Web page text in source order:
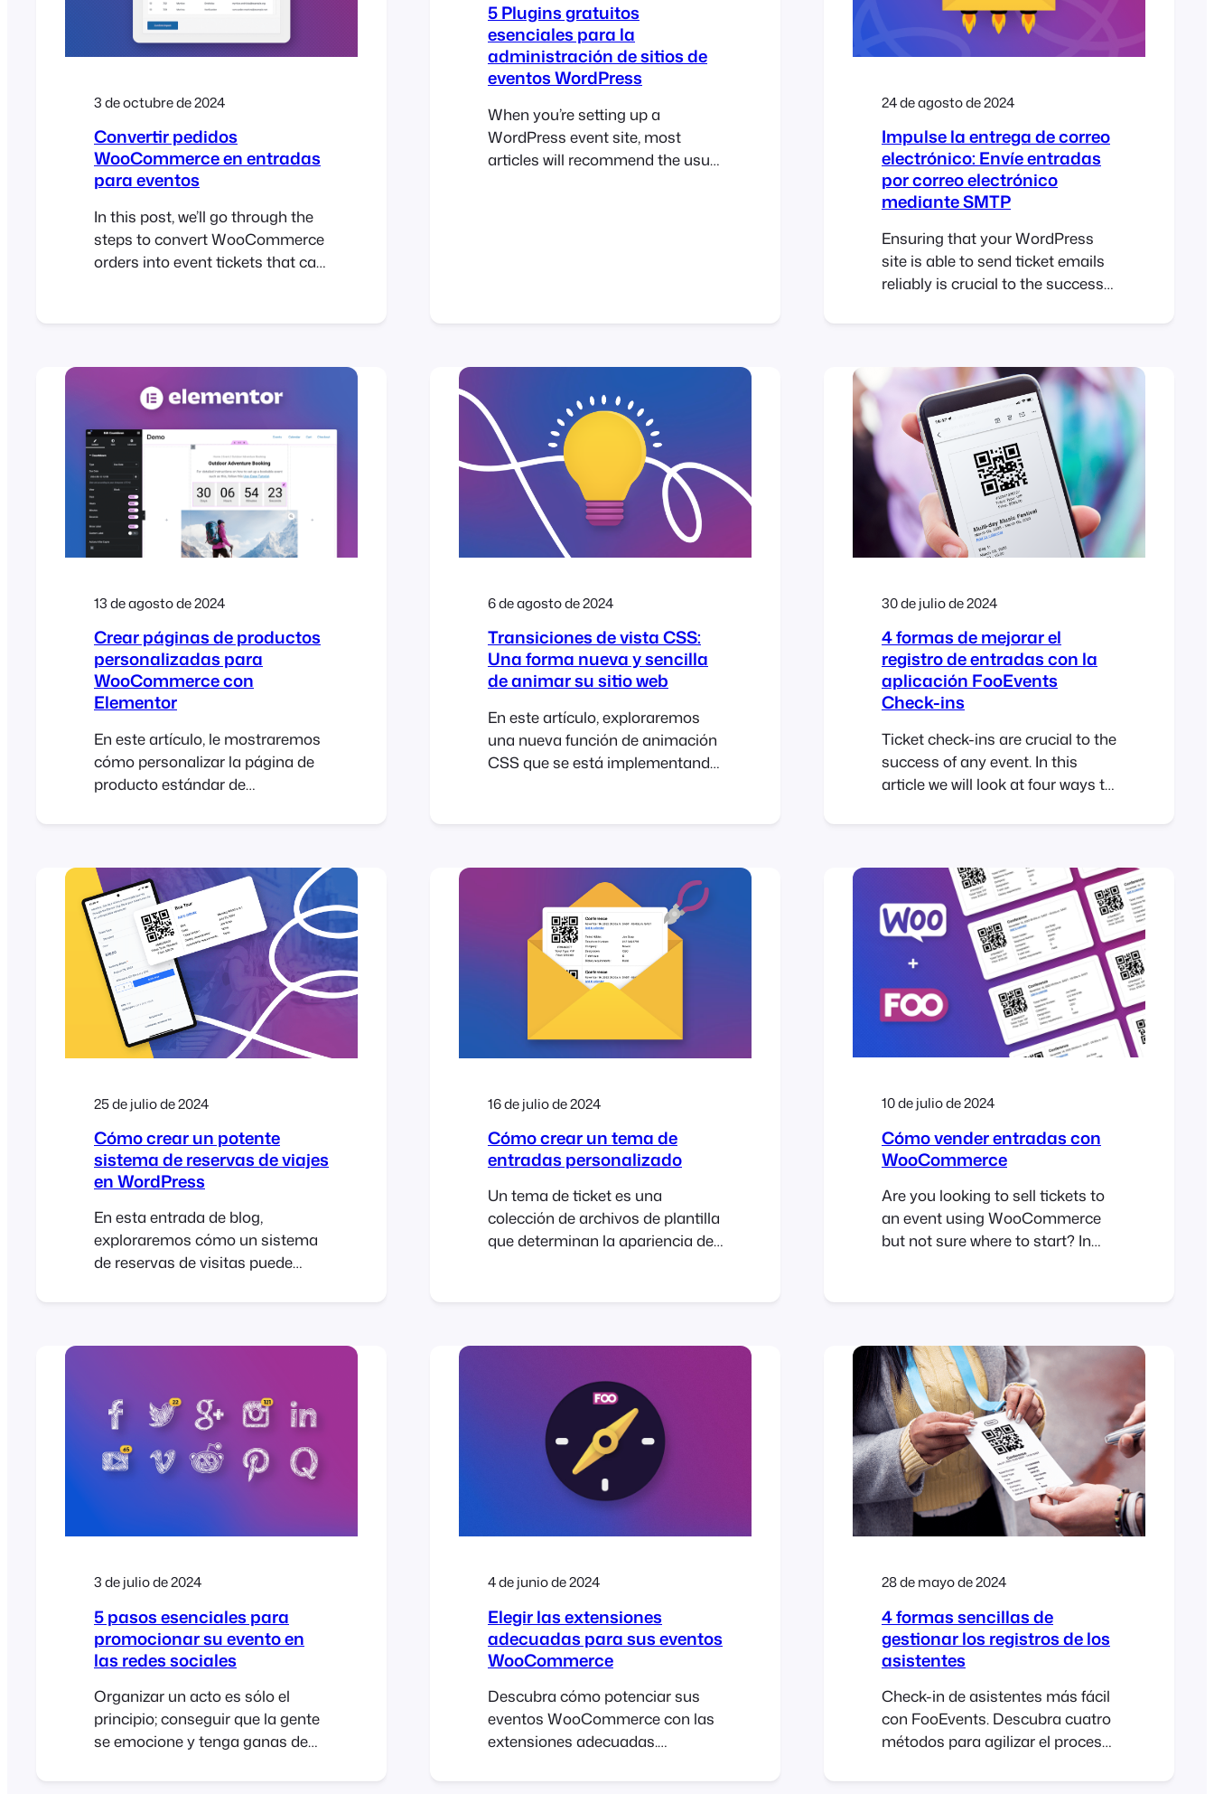
3 de octubre de 2024
Convertir pedidos
WooCommerce en entradas
para eventos
In this post, we’ll go through the
steps to convert WooCommerce
orders into event tickets that can
export your orders, format them
linked to the original orders. Let’s
5 Plugins gratuitos
esenciales para la
administración de sitios de
eventos WordPress
When you’re setting up a
WordPress event site, most
articles will recommend the usual
FooEvents to sell tickets. In this…
24 de agosto de 2024
Impulse la entrega de correo
electrónico: Envíe entradas
por correo electrónico
mediante SMTP
Ensuring that your WordPress
site is able to send ticket emails
reliably is crucial to the success
default email sending method is
limitations that can affect the
reliability of email delivery. In this
article, we’ll explore these
limitations, discuss how
FooEvents manages ticket
emails, and provide…
13 de agosto de 2024
Crear páginas de productos
personalizadas para
WooCommerce con
Elementor
En este artículo, le mostraremos
cómo personalizar la página de
producto estándar de
Elementor Pro. Vamos a crear
producto personalizado que se
puede utilizar para la venta de
entradas para sus eventos.
6 de agosto de 2024
Transiciones de vista CSS:
Una forma nueva y sencilla
de animar su sitio web
En este artículo, exploraremos
una nueva función de animación
CSS que se está implementando
cómo las transiciones de vista
animaciones suaves y atractivas
a cualquier sitio WordPress o
WooCommerce. La semana
pasada, asistimos a WordCamp
Cape Town 2023 en Sudáfrica. El
30 de julio de 2024
4 formas de mejorar el
registro de entradas con la
aplicación FooEvents
Check-ins
Ticket check-ins are crucial to the
success of any event. In this
article we will look at four ways to
using the FooEvents Check-ins
app offers several features
designed to significantly enhance
your ticket check-in process. By
making these simple
adjustments to the app settings,
you can ensure…
25 de julio de 2024
Cómo crear un potente
sistema de reservas de viajes
en WordPress
En esta entrada de blog,
exploraremos cómo un sistema
de reservas de visitas puede
online como las presenciales, y
inestimable para gestionar tus
eficiente. Recientemente tuve el
placer de asistir a WordCamp
Europa 2024 en Turín Italia. La
conferencia fue una gran
16 de julio de 2024
Cómo crear un tema de
entradas personalizado
Un tema de ticket es una
colección de archivos de plantilla
que determinan la apariencia de
crear su propio tema de ticket
estás planificando un evento y
utilizas FooEvents,
probablemente ya estés
familiarizado con [...]
10 de julio de 2024
Cómo vender entradas con
WooCommerce
Are you looking to sell tickets to
an event using WooCommerce
but not sure where to start? In
ticketing system using
perfect event and ticketing
solution for your next event.
FooEvents is an event and
ticketing system built…
3 de julio de 2024
5 pasos esenciales para
promocionar su evento en
las redes sociales
Organizar un acto es sólo el
principio; conseguir que la gente
se emocione y tenga ganas de
magia. Las redes sociales son
4 de junio de 2024
Elegir las extensiones
adecuadas para sus eventos
WooCommerce
Descubra cómo potenciar sus
eventos WooCommerce con las
extensiones adecuadas.
FooEvents para WooCommerce
28 de mayo de 2024
4 formas sencillas de
gestionar los registros de los
asistentes
Check-in de asistentes más fácil
con FooEvents. Descubra cuatro
métodos para agilizar el proceso
aplicaciones móviles hasta la